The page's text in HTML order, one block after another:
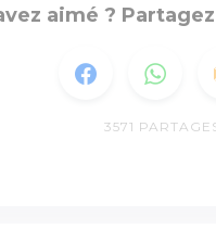
aimé ?
3571